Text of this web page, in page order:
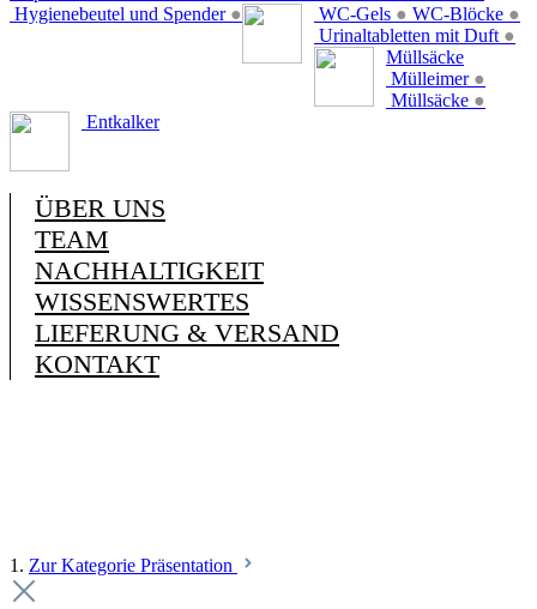
Hygienebeutel und Spender ● WC-Gels ● WC-Blöcke ●
Urinaltabletten mit Duft ●
Müllsäcke
Mülleimer ●
Müllsäcke ●
Entkalker
ÜBER UNS
TEAM
NACHHALTIGKEIT
WISSENSWERTES
LIEFERUNG & VERSAND
KONTAKT
1. Zur Kategorie Präsentation